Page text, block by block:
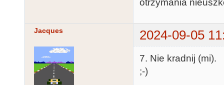
otrzymania
Jacques 2024-09-05
7. Nie kradnij (mi).
;-)